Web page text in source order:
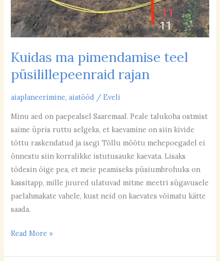
Kuidas ma pimendamise teel
püsilillepeenraid rajan
aiaplaneerimine,aiatööd /Eveli
Minu aed on paepealsel Saaremaal. Peale talukoha ostmist
saime üpris ruttu selgeks, et kaevamine on siin kivide
tõttu raskendatud ja isegi Tõllu mõõtu mehepoegadel ei
õnnestu siin korralikke istutusauke kaevata. Lisaks
tõdesin õige pea, et meie peamiseks püsiumbrohuks on
kassitapp, mille juured ulatuvad mitme meetri sügavusele
paelahmakate vahele, kust neid on kaevates võimatu kätte
saada.
Read More »